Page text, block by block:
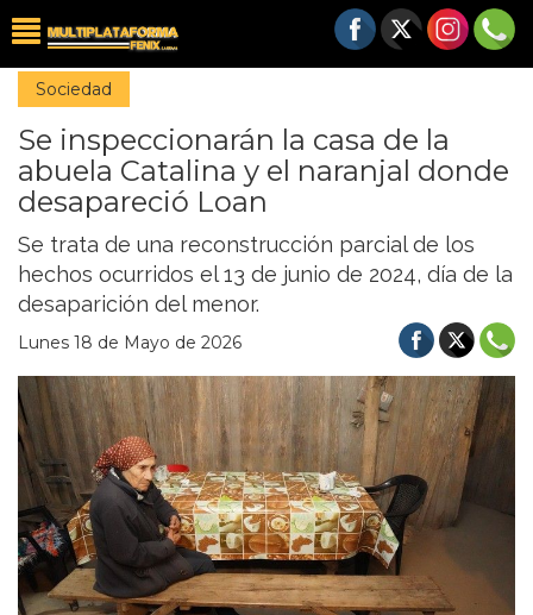
Sociedad
Se inspeccionarán la casa de la
abuela Catalina y el naranjal donde
desapareció Loan
Se trata de una reconstrucción parcial de los
hechos ocurridos el 13 de junio de 2024, día de la
desaparición del menor.
Lunes 18 de Mayo de 2026